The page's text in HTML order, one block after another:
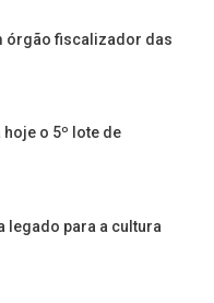
órgão fiscalizador das
hoje o 5º lote de
legado para a cultura